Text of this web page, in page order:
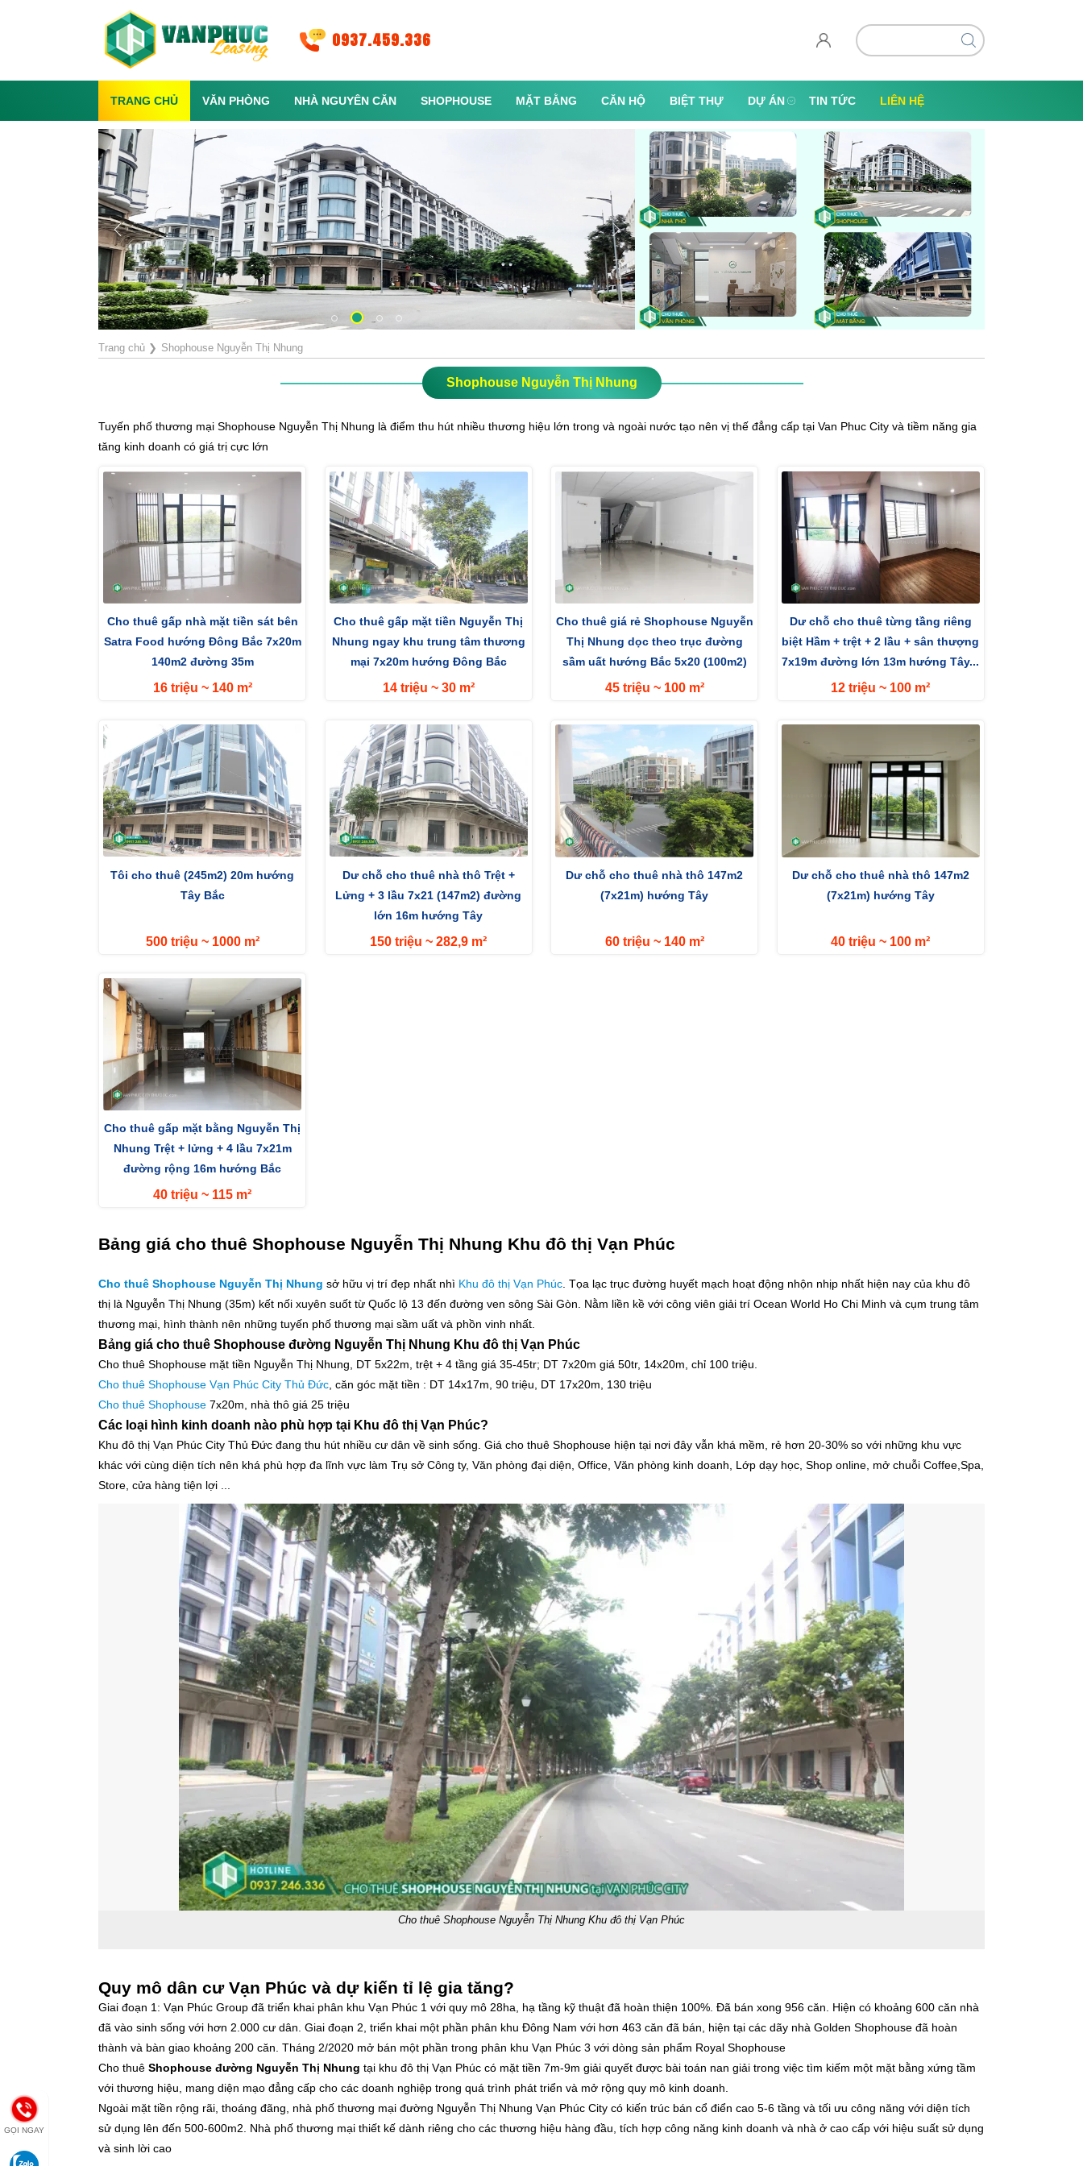
0937.459.336
TRANG CHỦ VĂN PHÒNG NHÀ NGUYÊN CĂN SHOPHOUSE MẶT BẰNG CĂN HỘ BIỆT THỰ DỰ ÁN TIN TỨC LIÊN HỆ
Trang chủ ❯ Shophouse Nguyễn Thị Nhung
Shophouse Nguyễn Thị Nhung
Tuyến phố thương mại Shophouse Nguyễn Thị Nhung là điểm thu hút nhiều thương hiệu lớn trong và ngoài nước tạo nên vị thế đẳng cấp tại Van Phuc City và tiềm năng gia
tăng kinh doanh có giá trị cực lớn
Cho thuê gấp nhà mặt tiền sát bên
Satra Food hướng Đông Bắc 7x20m
140m2 đường 35m
16 triệu ~ 140 m²
Cho thuê gấp mặt tiền Nguyễn Thị
Nhung ngay khu trung tâm thương
mại 7x20m hướng Đông Bắc
14 triệu ~ 30 m²
Cho thuê giá rẻ Shophouse Nguyễn
Thị Nhung dọc theo trục đường
sầm uất hướng Bắc 5x20 (100m2)
45 triệu ~ 100 m²
Dư chỗ cho thuê từng tầng riêng
biệt Hầm + trệt + 2 lầu + sân thượng
7x19m đường lớn 13m hướng Tây...
12 triệu ~ 100 m²
Tôi cho thuê (245m2) 20m hướng
Tây Bắc
500 triệu ~ 1000 m²
Dư chỗ cho thuê nhà thô Trệt +
Lửng + 3 lầu 7x21 (147m2) đường
lớn 16m hướng Tây
150 triệu ~ 282,9 m²
Dư chỗ cho thuê nhà thô 147m2
(7x21m) hướng Tây
60 triệu ~ 140 m²
Dư chỗ cho thuê nhà thô 147m2
(7x21m) hướng Tây
40 triệu ~ 100 m²
Cho thuê gấp mặt bằng Nguyễn Thị
Nhung Trệt + lửng + 4 lầu 7x21m
đường rộng 16m hướng Bắc
40 triệu ~ 115 m²
Bảng giá cho thuê Shophouse Nguyễn Thị Nhung Khu đô thị Vạn Phúc
Cho thuê Shophouse Nguyễn Thị Nhung sở hữu vị trí đẹp nhất nhì Khu đô thị Vạn Phúc . Tọa lạc trục đường huyết mạch hoạt động nhộn nhịp nhất hiện nay của khu đô
thị là Nguyễn Thị Nhung (35m) kết nối xuyên suốt từ Quốc lộ 13 đến đường ven sông Sài Gòn. Nằm liền kề với công viên giải trí Ocean World Ho Chi Minh và cụm trung tâm
thương mại, hình thành nên những tuyến phố thương mại sầm uất và phồn vinh nhất.
Bảng giá cho thuê Shophouse đường Nguyễn Thị Nhung Khu đô thị Vạn Phúc
Cho thuê Shophouse mặt tiền Nguyễn Thị Nhung, DT 5x22m, trệt + 4 tầng giá 35-45tr; DT 7x20m giá 50tr, 14x20m, chỉ 100 triệu.
Cho thuê Shophouse Vạn Phúc City Thủ Đức , căn góc mặt tiền : DT 14x17m, 90 triệu, DT 17x20m, 130 triệu
Cho thuê Shophouse 7x20m, nhà thô giá 25 triệu
Các loại hình kinh doanh nào phù hợp tại Khu đô thị Vạn Phúc?
Khu đô thị Vạn Phúc City Thủ Đức đang thu hút nhiều cư dân về sinh sống. Giá cho thuê Shophouse hiện tại nơi đây vẫn khá mềm, rẻ hơn 20-30% so với những khu vực
khác với cùng diện tích nên khá phù hợp đa lĩnh vực làm Trụ sở Công ty, Văn phòng đại diện, Office, Văn phòng kinh doanh, Lớp dạy học, Shop online, mở chuỗi Coffee,Spa,
Store, cửa hàng tiện lợi ...
Cho thuê Shophouse Nguyễn Thị Nhung Khu đô thị Vạn Phúc
Quy mô dân cư Vạn Phúc và dự kiến tỉ lệ gia tăng?
Giai đoạn 1: Vạn Phúc Group đã triển khai phân khu Vạn Phúc 1 với quy mô 28ha, hạ tầng kỹ thuật đã hoàn thiện 100%. Đã bán xong 956 căn. Hiện có khoảng 600 căn nhà
đã vào sinh sống với hơn 2.000 cư dân. Giai đoạn 2, triển khai một phần phân khu Đông Nam với hơn 463 căn đã bán, hiện tại các dãy nhà Golden Shophouse đã hoàn
thành và bàn giao khoảng 200 căn. Tháng 2/2020 mở bán một phần trong phân khu Vạn Phúc 3 với dòng sản phẩm Royal Shophouse
Cho thuê Shophouse đường Nguyễn Thị Nhung tại khu đô thị Vạn Phúc có mặt tiền 7m-9m giải quyết được bài toán nan giải trong việc tìm kiếm một mặt bằng xứng tầm
với thương hiệu, mang diện mạo đẳng cấp cho các doanh nghiệp trong quá trình phát triển và mở rộng quy mô kinh doanh.
Ngoài mặt tiền rộng rãi, thoáng đãng, nhà phố thương mại đường Nguyễn Thị Nhung Vạn Phúc City có kiến trúc bán cổ điển cao 5-6 tầng và tối ưu công năng với diện tích
sử dụng lên đến 500-600m2. Nhà phố thương mại thiết kế dành riêng cho các thương hiệu hàng đầu, tích hợp công năng kinh doanh và nhà ở cao cấp với hiệu suất sử dụng
và sinh lời cao
GỌI NGAY